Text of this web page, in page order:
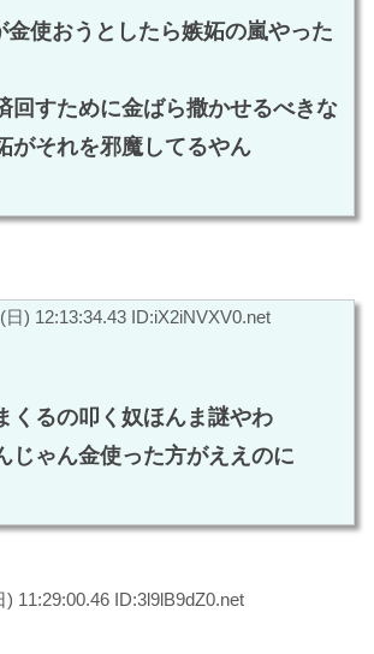
金使おうとしたら嫉妬の嵐やった
回すために金ばら撒かせるべきな
がそれを邪魔してるやん
日) 12:13:34.43 ID:iX2iNVXV0.net
くるの叩く奴ほんま謎やわ
じゃん金使った方がええのに
11:29:00.46 ID:3l9lB9dZ0.net